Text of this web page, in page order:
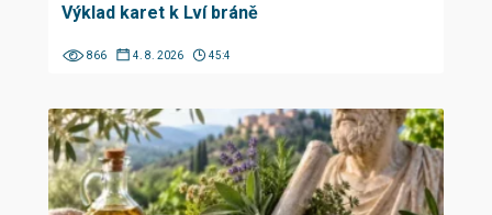
Výklad karet k Lví bráně
866 4. 8. 2026 45:4